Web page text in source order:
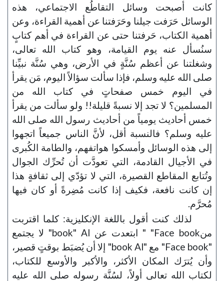
كانت أصبحت وسائل التقاطُع الاجتماعي، هذه
الوسائل حَرَفت جيلنا وحَرَفتنا عن أهمية القراءة، وعن
أهمية الكتاب، حَرفتنا حتى عن القراءة في أهم كتابٍ
سنُسأل عنه يوم القيامة، وهو كتاب الله تعالى،
وشغلتنا عن أعظم سُنَّةٍ في الأرض، وهي سُنَّة نبيِّنا
صلى الله عليه وسلم، فإذا سألت سؤالاً اليوم، مَن يقرأ
في اليوم خمس صفحاتٍ في كتاب الله من
المسلمين؟ لا تجد إلا نسبةً قليلة!! ولو سألت من يقرأ
خمس أحاديث يومياً من أحاديث رسول الله صلى الله
عليه وسلم؟ فالنسبة أقل، لأنَّ الناس جميعاً اتجهوا
إلى هذه الوسائل وأمسكوا هواتفهم، والطامة الكُبرى
في الأجيال القادمة، التي تعودَّت أن تُحرِّك الجوال
وتُتابع المقاطع القصيرة، التي لا تؤدّي إلى ثقافةٍ هذا
إن كانت نافعة، فكيف إذا كانت مُضِرةً أو كان فيها
مُحرَّم.
لذلك كنت أقول باللغة الإنكليزية: كلما اقتربت
منFace book" " ابتعدت عن book" Al" لا يجتمع
"Face book" مع "book Al" إلا أن يُضبَط بوقتٍ قصير،
وأن يُترَك المكان الأكثر، والأكبر والأوسع للكتاب،
لكتاب الله تعالى أولاً، لسُنَّة رسوله صلى الله عليه